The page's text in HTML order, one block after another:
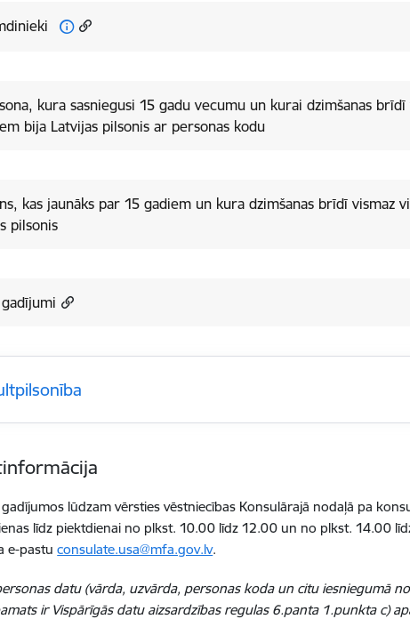
kura sasniegusi 15 gadu vecumu un kurai dzimšanas
bija Latvijas pilsonis ar personas kodu
kas jaunāks par 15 gadiem un kura dzimšanas brīdī vismaz
pilsonis
lūdzam vērsties vēstniecības Konsulārajā nodaļā pa
līdz piektdienai no plkst. 10.00 līdz 12.00 un no plkst. 14.00
e-pastuconsulate.usa@mfa.gov.lv.
datu (vārda, uzvārda, personas koda un citu iesniegumā
ir Vispārīgās datu aizsardzības regulas 6.panta 1.punkta c)